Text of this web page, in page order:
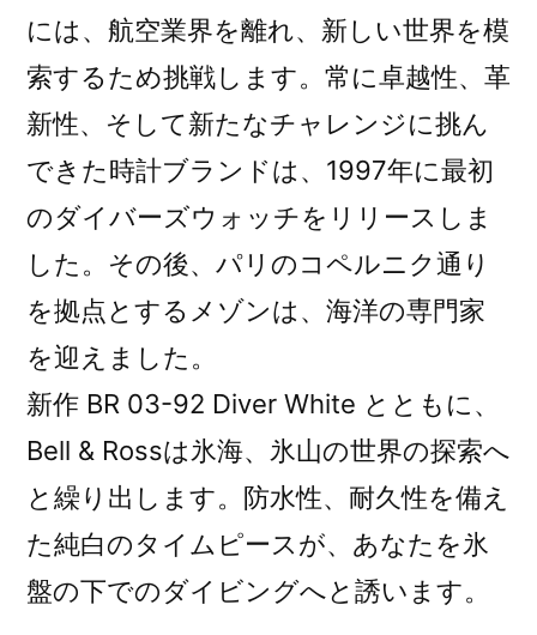
海
へ
の
探
には、航空業界を離れ、新しい世界を模
索するため挑戦します。常に卓越性、革
新性、そして新たなチャレンジに挑ん
できた時計ブランドは、1997年に最初
のダイバーズウォッチをリリースしま
した。その後、パリのコペルニク通り
を拠点とするメゾンは、海洋の専門家
を迎えました。
新作 BR 03-92 Diver White とともに、
Bell & Rossは氷海、氷山の世界の探索へ
と繰り出します。防水性、耐久性を備え
た純白のタイムピースが、あなたを氷
盤の下でのダイビングへと誘います。